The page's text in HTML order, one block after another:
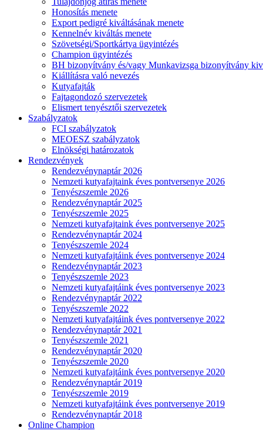
Honosítás menete
Export pedigré kiváltásának menete
Kennelnév kiváltás menete
Szövetségi/Sportkártya ügyintézés
Champion ügyintézés
BH bizonyítvány és/vagy Munkavizsga bizonyítvány
Kiállításra való nevezés
Kutyafajták
Fajtagondozó szervezetek
Elismert tenyésztői szervezetek
Szabályzatok
FCI szabályzatok
MEOESZ szabályzatok
Elnökségi határozatok
Rendezvények
Rendezvénynaptár 2026
Nemzeti kutyafajtaink éves pontversenye 2026
Tenyészszemle 2026
Rendezvénynaptár 2025
Tenyészszemle 2025
Nemzeti kutyafajtaink éves pontversenye 2025
Rendezvénynaptár 2024
Tenyészszemle 2024
Nemzeti kutyafajtáink éves pontversenye 2024
Rendezvénynaptár 2023
Tenyészszemle 2023
Nemzeti kutyafajtáink éves pontversenye 2023
Rendezvénynaptár 2022
Tenyészszemle 2022
Nemzeti kutyafajtáink éves pontversenye 2022
Rendezvénynaptár 2021
Tenyészszemle 2021
Rendezvénynaptár 2020
Tenyészszemle 2020
Nemzeti kutyafajtáink éves pontversenye 2020
Rendezvénynaptár 2019
Tenyészszemle 2019
Nemzeti kutyafajtáink éves pontversenye 2019
Rendezvénynaptár 2018
Online Champion